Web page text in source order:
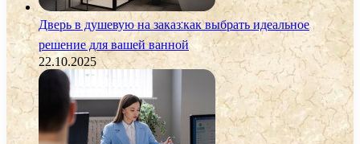
Дверь в душевую на заказ:как выбрать идеальное
решение для вашей ванной
22.10.2025